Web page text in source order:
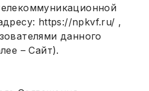
https://npkvf.ru/ ,
данного
– Сайт).